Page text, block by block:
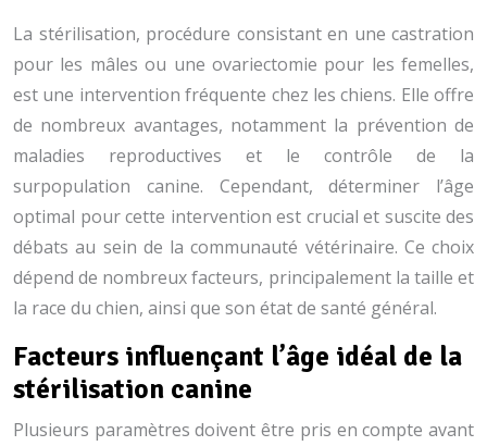
La stérilisation, procédure consistant en une castration
pour les mâles ou une ovariectomie pour les femelles,
est une intervention fréquente chez les chiens. Elle offre
de nombreux avantages, notamment la prévention de
maladies reproductives et le contrôle de la
surpopulation canine. Cependant, déterminer l’âge
optimal pour cette intervention est crucial et suscite des
débats au sein de la communauté vétérinaire. Ce choix
dépend de nombreux facteurs, principalement la taille et
la race du chien, ainsi que son état de santé général.
Facteurs influençant l’âge idéal de la
stérilisation canine
Plusieurs paramètres doivent être pris en compte avant